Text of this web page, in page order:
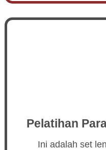
Pelatihan
Ini adalah set